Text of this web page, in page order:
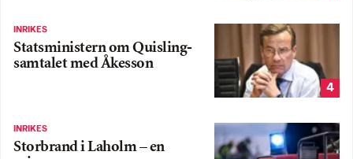
INRIKES
Statsministern om Quisling-
samtalet med Åkesson
4
INRIKES
Storbrand i Laholm – en